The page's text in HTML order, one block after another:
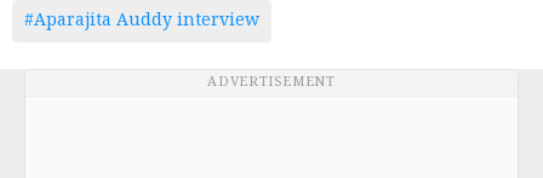
#Aparajita Auddy interview
ADVERTISEMENT